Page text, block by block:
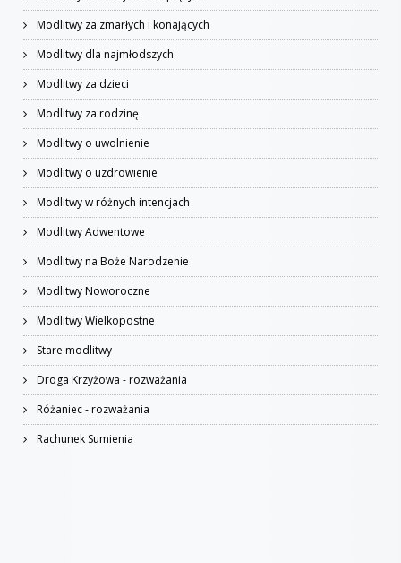
Modlitwy za zmarłych i konających
Modlitwy dla najmłodszych
Modlitwy za dzieci
Modlitwy za rodzinę
Modlitwy o uwolnienie
Modlitwy o uzdrowienie
Modlitwy w różnych intencjach
Modlitwy Adwentowe
Modlitwy na Boże Narodzenie
Modlitwy Noworoczne
Modlitwy Wielkopostne
Stare modlitwy
Droga Krzyżowa - rozważania
Różaniec - rozważania
Rachunek Sumienia